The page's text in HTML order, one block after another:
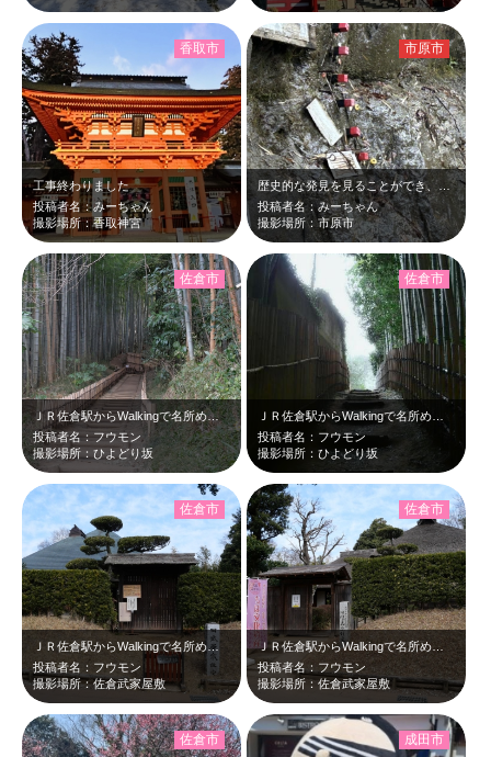
工事終わりました
投稿者名：みーちゃん
撮影場所：香取神宮
香取市
歴史的な発見を見ることができ、歴史を感じることができました
投稿者名：みーちゃん
撮影場所：市原市
市原市
ＪＲ佐倉駅からWalkingで名所めぐりをしました。
投稿者名：フウモン
撮影場所：ひよどり坂
佐倉市
ＪＲ佐倉駅からWalkingで名所めぐりをしました。
投稿者名：フウモン
撮影場所：ひよどり坂
佐倉市
ＪＲ佐倉駅からWalkingで名所めぐりをしました。
投稿者名：フウモン
撮影場所：佐倉武家屋敷
佐倉市
ＪＲ佐倉駅からWalkingで名所めぐりをしました。
投稿者名：フウモン
撮影場所：佐倉武家屋敷
佐倉市
佐倉市 成田市